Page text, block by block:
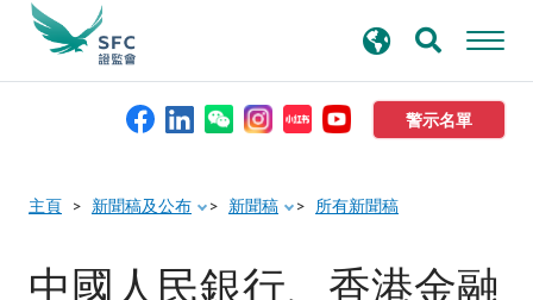
警示名單
本會簡介
監管職能
尋
主頁 新聞稿及公布 新聞稿 所有新聞稿
中國人民銀行、香港金融